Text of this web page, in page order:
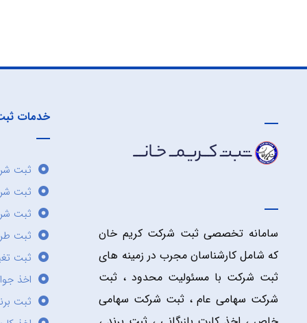
سامانه تخصصی ثبت شرکت کریم خان
که شامل کارشناسان مجرب در زمینه های
ثبت شرکت با مسئولیت محدود ، ثبت
شرکت سهامی عام ، ثبت شرکت سهامی
خدمات
ثبت
ثبت
ثبت
ثبت
ثبت
اخذ
ثبت